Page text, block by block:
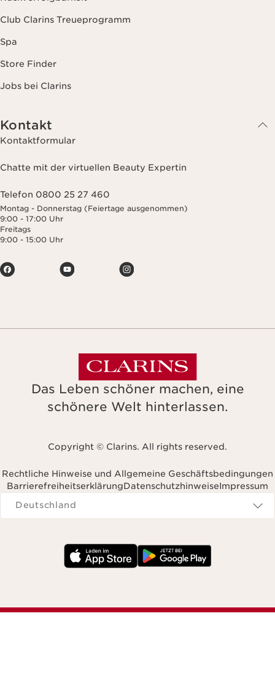
Club Clarins Treueprogramm
Spa
Store Finder
Jobs bei Clarins
Kontakt
Kontaktformular
Chatte mit der virtuellen Beauty Expertin
Telefon 0800 25 27 460
Montag - Donnerstag (Feiertage ausgenommen)
9:00 - 17:00 Uhr
Freitags
9:00 - 15:00 Uhr
Das Leben schöner machen, eine
schönere Welt hinterlassen.
Copyright © Clarins. All rights reserved.
Rechtliche Hinweise und Allgemeine Geschäftsbedingungen
BarrierefreiheitserklärungDatenschutzhinweiseImpressum
Navigates to
Deutschland